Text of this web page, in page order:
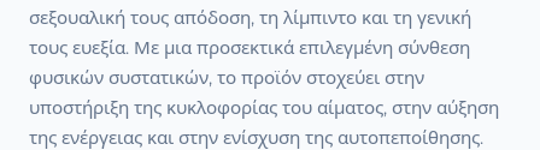
σεξουαλική τους απόδοση, τη λίμπιντο και τη γενική
τους ευεξία. Με μια προσεκτικά επιλεγμένη σύνθεση
φυσικών συστατικών, το προϊόν στοχεύει στην
υποστήριξη της κυκλοφορίας του αίματος, στην αύξηση
της ενέργειας και στην ενίσχυση της αυτοπεποίθησης.